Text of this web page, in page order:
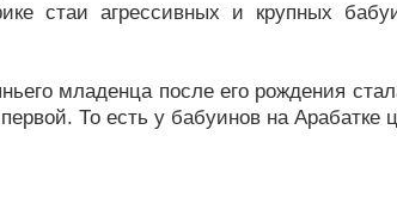
стаи агрессивных и крупных
младенца после его рождения
То есть у бабуинов на Арабатке